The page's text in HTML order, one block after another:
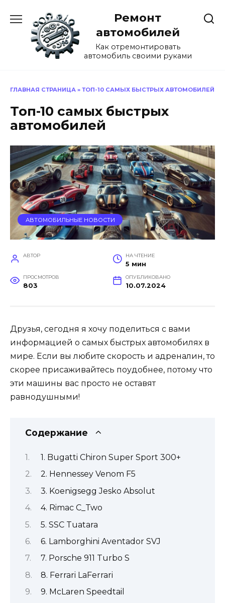
содержанию
Ремонт
автомобилей
Как отремонтировать
автомобиль своими руками
ГЛАВНАЯ СТРАНИЦА » ТОП-10 САМЫХ БЫСТРЫХ АВТОМОБИЛЕЙ
Топ-10 самых быстрых
автомобилей
АВТОМОБИЛЬНЫЕ НОВОСТИ
АВТОР НА ЧТЕНИЕ
5 мин
ПРОСМОТРОВ
803
ОПУБЛИКОВАНО
10.07.2024
Друзья, сегодня я хочу поделиться с вами
информацией о самых быстрых автомобилях в
мире. Если вы любите скорость и адреналин, то
скорее присаживайтесь поудобнее, потому что
эти машины вас просто не оставят
равнодушными!
Содержание
1. Bugatti Chiron Super Sport 300+
2. Hennessey Venom F5
3. Koenigsegg Jesko Absolut
4. Rimac C_Two
5. SSC Tuatara
6. Lamborghini Aventador SVJ
7. Porsche 911 Turbo S
8. Ferrari LaFerrari
9. McLaren Speedtail